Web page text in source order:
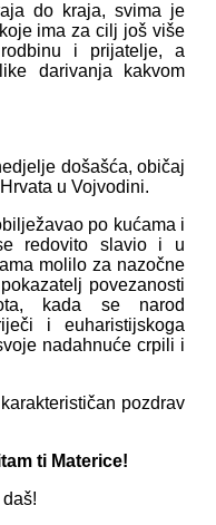
do kraja, svima je
ima za cilj još više
i prijatelje, a
darivanja kakvom
došašća, običaj
u Vojvodini.
po kućama i
redovito slavio i u
molilo za nazočne
povezanosti
kada se narod
i euharistijskoga
nadahnuće crpili i
pozdrav
ti Materice!